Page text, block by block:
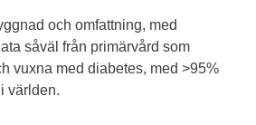
och omfattning, med
såväl från primärvård som
vuxna med diabetes, med >95%
världen.